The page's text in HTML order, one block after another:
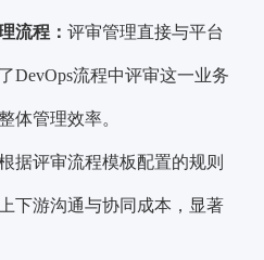
流程：评审管理直接与平台
DevOps流程中评审这一业务
体管理效率。
据评审流程模板配置的规则
下游沟通与协同成本，显著